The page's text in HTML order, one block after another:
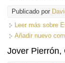
Publicado por
Leer más sobre
Añadir nuevo
Jover Pierrón,